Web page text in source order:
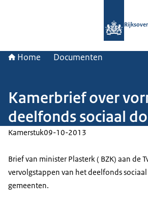
Home Documenten
Kamerbrief over
deelfonds sociaal
Kamerstuk09-10-2013
Brief van minister Plasterk ( BZK) aan de
vervolgstappen van het deelfonds
gemeenten.